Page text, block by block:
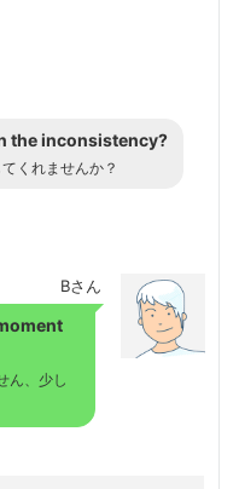
the inconsistency?
くれませんか？
Bさん
ん、少し